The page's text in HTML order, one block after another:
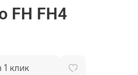
FH FH4
1 клик